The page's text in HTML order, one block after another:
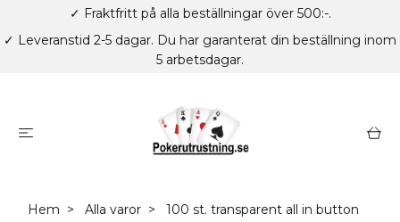
✓ Fraktfritt på alla beställningar över 500:-.
✓ Leveranstid 2-5 dagar. Du har garanterat din beställning inom
5 arbetsdagar.
Hem Alla varor 100 st. transparent all in button